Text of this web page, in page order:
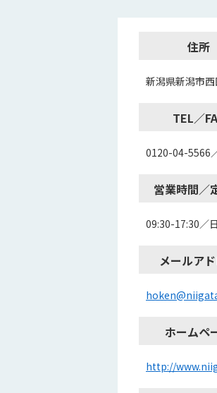
住所
新潟県新潟市西
TEL／
0120-04-5566
営業時間／
09:30-17:30／
メールア
ホームペ
http://